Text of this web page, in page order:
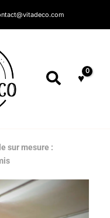
sur mesure :